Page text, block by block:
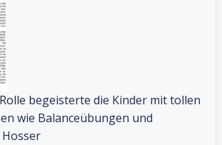
begeisterte die Kinder mit tollen
wie Balanceübungen und
Hosser